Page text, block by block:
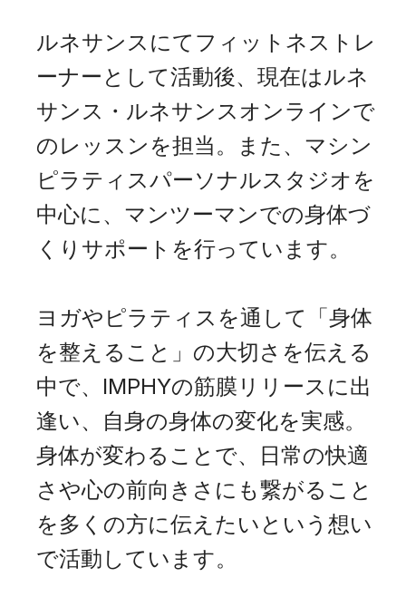
ルネサンスにてフィットネストレ
ーナーとして活動後、現在はルネ
サンス・ルネサンスオンラインで
のレッスンを担当。また、マシン
ピラティスパーソナルスタジオを
中心に、マンツーマンでの身体づ
くりサポートを行っています。
ヨガやピラティスを通して「身体
を整えること」の大切さを伝える
中で、IMPHYの筋膜リリースに出
逢い、自身の身体の変化を実感。
身体が変わることで、日常の快適
さや心の前向きさにも繋がること
を多くの方に伝えたいという想い
で活動しています。